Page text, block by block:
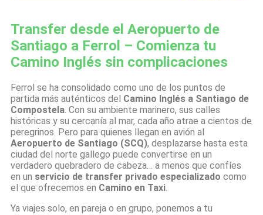
Transfer desde el Aeropuerto de
Santiago a Ferrol – Comienza tu
Camino Inglés sin complicaciones
Ferrol se ha consolidado como uno de los puntos de
partida más auténticos del Camino Inglés a Santiago de
Compostela. Con su ambiente marinero, sus calles
históricas y su cercanía al mar, cada año atrae a cientos de
peregrinos. Pero para quienes llegan en avión al
Aeropuerto de Santiago (SCQ), desplazarse hasta esta
ciudad del norte gallego puede convertirse en un
verdadero quebradero de cabeza… a menos que confíes
en un servicio de transfer privado especializado como
el que ofrecemos en Camino en Taxi.
Ya viajes solo, en pareja o en grupo, ponemos a tu